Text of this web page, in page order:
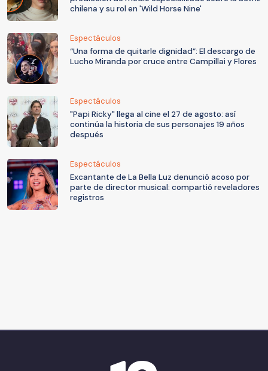
chilena y su rol en 'Wild Horse Nine'
Espectáculos
“Una forma de quitarle dignidad”: El descargo de
Lucho Miranda por cruce entre Campillai y Flores
Espectáculos
"Papi Ricky" llega al cine el 27 de agosto: así
continúa la historia de sus personajes 19 años
después
Espectáculos
Excantante de La Bella Luz denunció acoso por
parte de director musical: compartió reveladores
registros